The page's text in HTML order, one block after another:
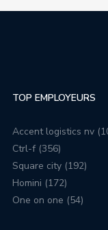
TOP EMPLOYEURS
Accent logistics nv
Ctrl-f (356)
Square city (192)
Homini (172)
One on one (54)